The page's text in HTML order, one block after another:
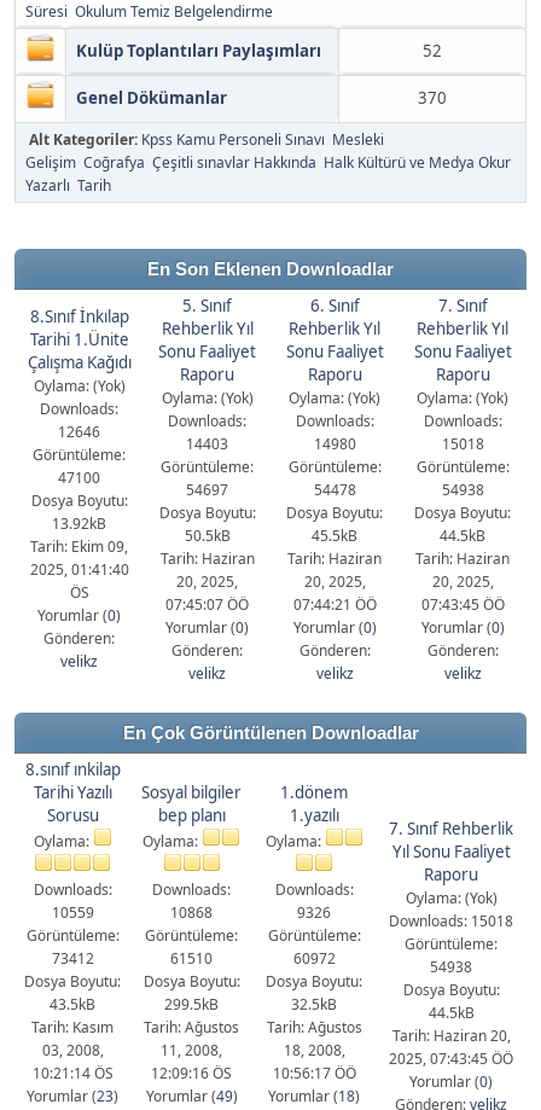
Süresi Okulum Temiz Belgelendirme
Kulüp Toplantıları Paylaşımları 52
Genel Dökümanlar 370
Alt Kategoriler: Kpss Kamu Personeli Sınavı Mesleki
Gelişim Coğrafya Çeşitli sınavlar Hakkında Halk Kültürü ve Medya Okur
Yazarlı Tarih
En Son Eklenen Downloadlar
8.Sınıf İnkılap
Tarihi 1.Ünite
Çalışma Kağıdı
Oylama: (Yok)
Downloads:
12646
Görüntüleme:
47100
Dosya Boyutu:
13.92kB
Tarih: Ekim 09,
2025, 01:41:40
ÖS
Yorumlar (0)
Gönderen:
velikz
5. Sınıf
Rehberlik Yıl
Sonu Faaliyet
Raporu
Oylama: (Yok)
Downloads:
14403
Görüntüleme:
54697
Dosya Boyutu:
50.5kB
Tarih: Haziran
20, 2025,
07:45:07 ÖÖ
Yorumlar (0)
Gönderen:
velikz
6. Sınıf
Rehberlik Yıl
Sonu Faaliyet
Raporu
Oylama: (Yok)
Downloads:
14980
Görüntüleme:
54478
Dosya Boyutu:
45.5kB
Tarih: Haziran
20, 2025,
07:44:21 ÖÖ
Yorumlar (0)
Gönderen:
velikz
7. Sınıf
Rehberlik Yıl
Sonu Faaliyet
Raporu
Oylama: (Yok)
Downloads:
15018
Görüntüleme:
54938
Dosya Boyutu:
44.5kB
Tarih: Haziran
20, 2025,
07:43:45 ÖÖ
Yorumlar (0)
Gönderen:
velikz
En Çok Görüntülenen Downloadlar
8.sınıf ınkilap
Tarihi Yazılı
Sorusu
Oylama:
Downloads:
10559
Görüntüleme:
73412
Dosya Boyutu:
43.5kB
Tarih: Kasım
03, 2008,
10:21:14 ÖS
Yorumlar (23)
Sosyal bilgiler
bep planı
Oylama:
Downloads:
10868
Görüntüleme:
61510
Dosya Boyutu:
299.5kB
Tarih: Ağustos
11, 2008,
12:09:16 ÖS
Yorumlar (49)
1.dönem
1.yazılı
Oylama:
Downloads:
9326
Görüntüleme:
60972
Dosya Boyutu:
32.5kB
Tarih: Ağustos
18, 2008,
10:56:17 ÖÖ
Yorumlar (18)
7. Sınıf Rehberlik
Yıl Sonu Faaliyet
Raporu
Oylama: (Yok)
Downloads: 15018
Görüntüleme:
54938
Dosya Boyutu:
44.5kB
Tarih: Haziran 20,
2025, 07:43:45 ÖÖ
Yorumlar (0)
Gönderen:velikz